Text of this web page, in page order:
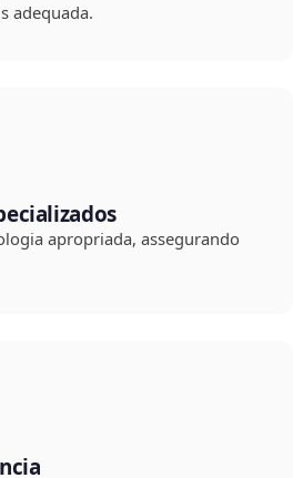
adequada.
apropriada, assegurando